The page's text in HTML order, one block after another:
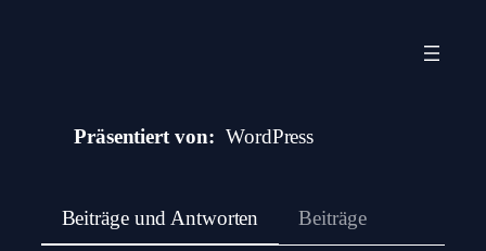
Präsentiert von WordPress
Beiträge und Antworten Beiträge